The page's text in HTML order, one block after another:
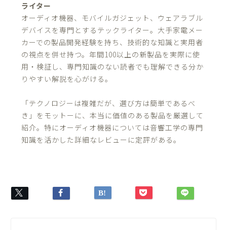
ライター
オーディオ機器、モバイルガジェット、ウェアラブル
デバイスを専門とするテックライター。大手家電メー
カーでの製品開発経験を持ち、技術的な知識と実用者
の視点を併せ持つ。年間100以上の新製品を実際に使
用・検証し、専門知識のない読者でも理解できる分か
りやすい解説を心がける。
「テクノロジーは複雑だが、選び方は簡単であるべ
き」をモットーに、本当に価値のある製品を厳選して
紹介。特にオーディオ機器については音響工学の専門
知識を活かした詳細なレビューに定評がある。